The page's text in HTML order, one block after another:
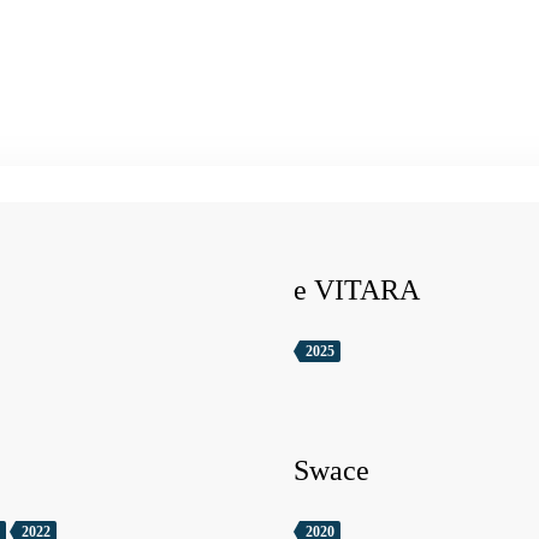
e VITARA
2025
2022
Swace
2020